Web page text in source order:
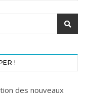
!
des nouveaux